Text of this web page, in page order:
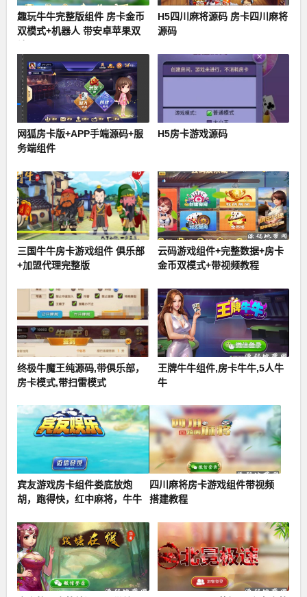
趣玩牛牛完整版组件 房卡金币
双模式+机器人 带安卓苹果双
H5四川麻将源码 房卡四川麻将
源码
网狐房卡版+APP手端源码+服
务端组件
H5房卡游戏源码
三国牛牛房卡游戏组件 俱乐部
+加盟代理完整版
云码游戏组件+完整数据+房卡
金币双模式+带视频教程
终极牛魔王纯源码,带俱乐部，
房卡模式,带扫雷模式
王牌牛牛组件,房卡牛牛,5人牛
牛
宾友游戏房卡组件娄底放炮
胡，跑得快，红中麻将，牛牛
四川麻将房卡游戏组件带视频
搭建教程